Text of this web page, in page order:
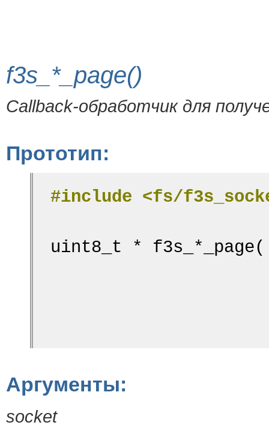
f3s_*_page()
Callback-обработчик для
Прототип:
#include <fs/
uint8_t *
Аргументы:
socket